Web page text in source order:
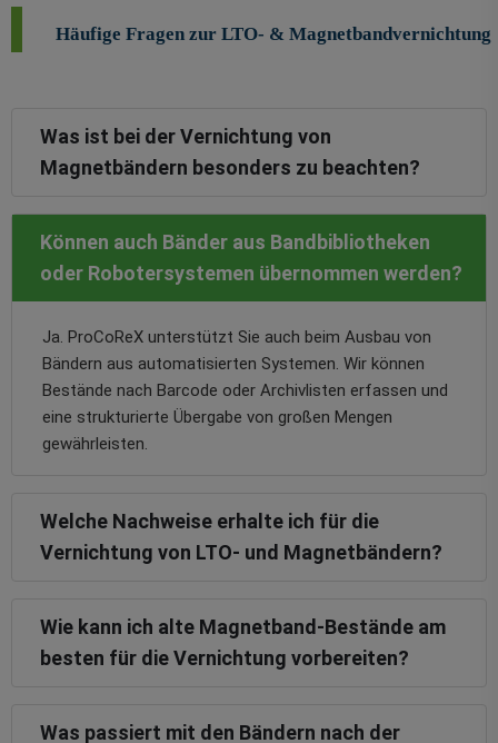
Häufige Fragen zur LTO- & Magnetbandvernichtung
Was ist bei der Vernichtung von
Magnetbändern besonders zu beachten?
Können auch Bänder aus Bandbibliotheken
oder Robotersystemen übernommen werden?
Ja. ProCoReX unterstützt Sie auch beim Ausbau von
Bändern aus automatisierten Systemen. Wir können
Bestände nach Barcode oder Archivlisten erfassen und
eine strukturierte Übergabe von großen Mengen
gewährleisten.
Welche Nachweise erhalte ich für die
Vernichtung von LTO- und Magnetbändern?
Wie kann ich alte Magnetband-Bestände am
besten für die Vernichtung vorbereiten?
Was passiert mit den Bändern nach der